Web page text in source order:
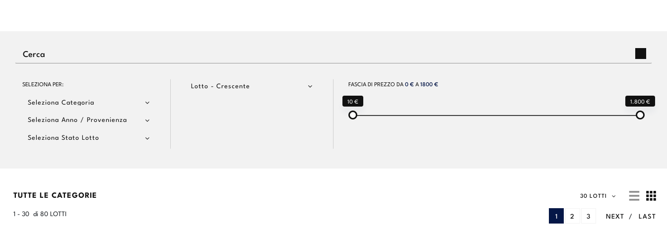
SELEZIONA PER:
Seleziona Categoria
Seleziona Anno / Provenienza
Seleziona Stato Lotto
FASCIA DI PREZZO DA0 €A1800 €
10 € 1.800 €
Lotto - Crescente
TUTTE LE CATEGORIE 30 LOTTI
1 - 30 di 80 LOTTI 1 2 3 NEXT LAST